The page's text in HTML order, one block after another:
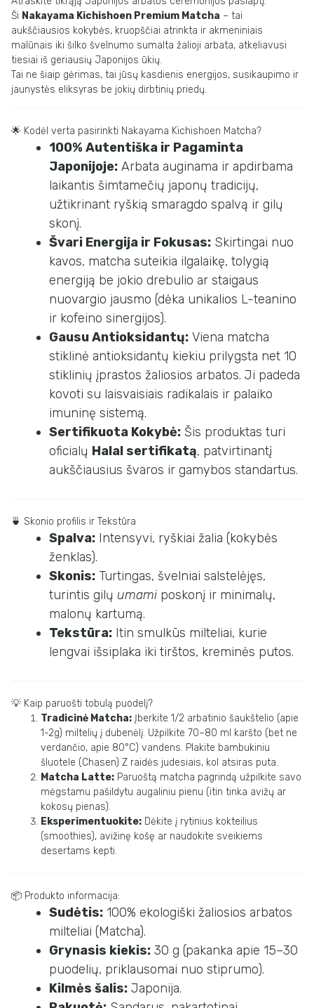
Ši Nakayama Kichishoen Premium Matcha – tai
aukščiausios kokybės, kruopščiai atrinkta ir akmeniniais
malūnais iki šilko švelnumo sumalta žalioji arbata, atkeliavusi
tiesiai iš geriausių Japonijos ūkių.
Tai ne šiaip gėrimas, tai jūsų kasdienis energijos, susikaupimo ir
jaunystės eliksyras be jokių dirbtinių priedų.
🌟 Kodėl verta pasirinkti Nakayama Kichishoen Matcha?
100% Autentiška ir Pagaminta
Japonijoje: Arbata auginama ir apdirbama
laikantis šimtamečių japonų tradicijų,
užtikrinant ryškią smaragdo spalvą ir gilų
skonį.
Švari Energija ir Fokusas: Skirtingai nuo
kavos, matcha suteikia ilgalaikę, tolygią
energiją be jokio drebulio ar staigaus
nuovargio jausmo (dėka unikalios L-teanino
ir kofeino sinergijos).
Gausu Antioksidantų: Viena matcha
stiklinė antioksidantų kiekiu prilygsta net 10
stiklinių įprastos žaliosios arbatos. Ji padeda
kovoti su laisvaisiais radikalais ir palaiko
imuninę sistemą.
Sertifikuota Kokybė: Šis produktas turi
oficialų Halal sertifikatą, patvirtinantį
aukščiausius švaros ir gamybos standartus.
🍵 Skonio profilis ir Tekstūra
Spalva: Intensyvi, ryškiai žalia (kokybės
ženklas).
Skonis: Turtingas, švelniai salstelėjęs,
turintis gilų umamiposkonį ir minimalų,
malonų kartumą.
Tekstūra: Itin smulkūs milteliai, kurie
lengvai išsiplaka iki tirštos, kreminės putos.
💡 Kaip paruošti tobulą puodelį?
Tradicinė Matcha: Įberkite 1/2 arbatinio šaukštelio (apie
1-2g) miltelių į dubenėlį. Užpilkite 70–80 ml karšto (bet ne
verdančio, apie 80°C) vandens. Plakite bambukiniu
šluotele (Chasen) Z raidės judesiais, kol atsiras puta.
Matcha Latte: Paruoštą matcha pagrindą užpilkite savo
mėgstamu pašildytu augaliniu pienu (itin tinka avižų ar
kokosų pienas).
Eksperimentuokite: Dėkite į rytinius kokteilius
(smoothies), avižinę košę ar naudokite sveikiems
desertams kepti.
📦 Produkto informacija:
Sudėtis: 100% ekologiški žaliosios arbatos
milteliai (Matcha).
Grynasis kiekis: 30 g (pakanka apie 15–30
puodelių, priklausomai nuo stiprumo).
Kilmės šalis: Japonija.